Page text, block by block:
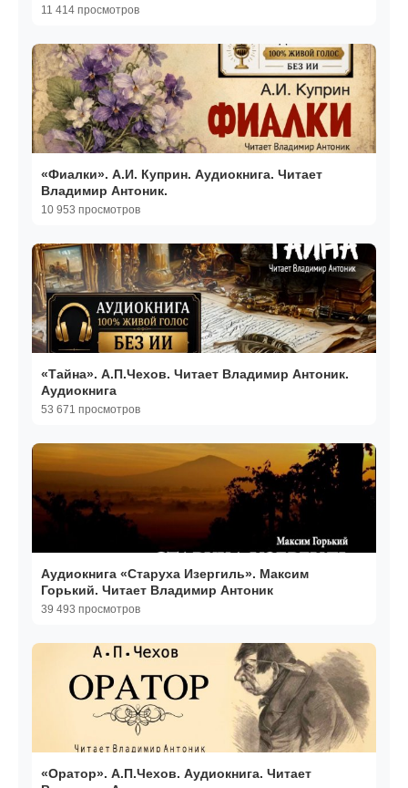
11 414 просмотров
«Фиалки». А.И. Куприн. Аудиокнига. Читает
Владимир Антоник.
10 953 просмотров
«Тайна». А.П.Чехов. Читает Владимир Антоник.
Аудиокнига
53 671 просмотров
Аудиокнига «Старуха Изергиль». Максим
Горький. Читает Владимир Антоник
39 493 просмотров
«Оратор». А.П.Чехов. Аудиокнига. Читает